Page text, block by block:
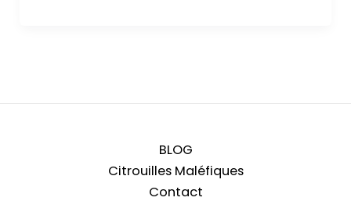
BLOG
Citrouilles Maléfiques
Contact